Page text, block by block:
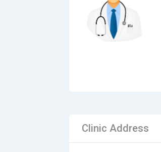
Clinic Address